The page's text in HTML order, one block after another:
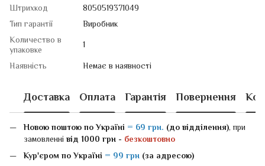
Штрихкод
8050519371049
Тип гарантії
Виробник
Количество в
упаковке
1
Наявність
Немає в наявності
Доставка Оплата Гарантія Повернення
Новою поштоюпо Україні = 69 грн. (до відділення), при
замовленні від 1000 грн - безкоштовно
Кур'єром по Україні = 99 грн (за адресою)